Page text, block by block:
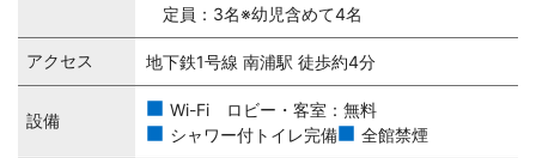
定員：3名※幼児含めて4名
アクセス 地下鉄1号線 南浦駅 徒歩約4分
設備
Wi-Fi ロビー・客室：無料
シャワー付トイレ完備
全館禁煙